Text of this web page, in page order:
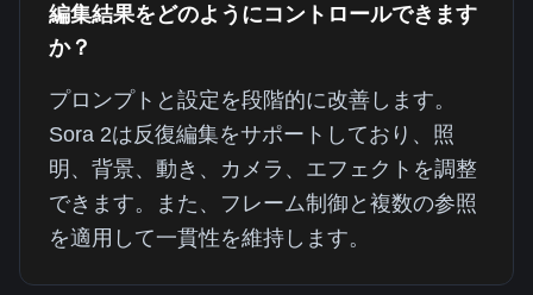
編集結果をどのようにコントロールできます
か？
プロンプトと設定を段階的に改善します。
Sora 2は反復編集をサポートしており、照
明、背景、動き、カメラ、エフェクトを調整
できます。また、フレーム制御と複数の参照
を適用して一貫性を維持します。